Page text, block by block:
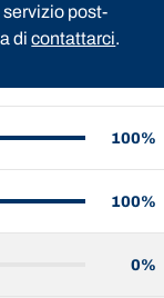
post-
dicontattarci.
100%
100%
0%